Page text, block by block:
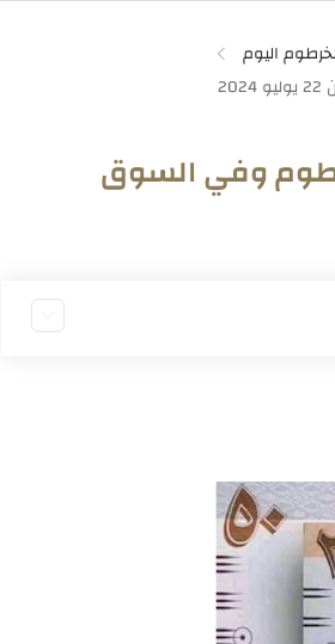
اليوم
وفي السوق